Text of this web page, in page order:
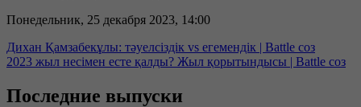
Понедельник, 25 декабря 2023, 14:00
Дихан Қамзабекұлы: тәуелсіздік vs егемендік | Battle соз
2023 жыл несімен есте қалды? Жыл қорытындысы | Battle соз
Последние выпуски